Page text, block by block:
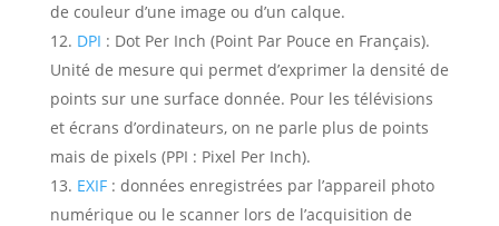
de couleur d’une image ou d’un calque.
DPI : Dot Per Inch (Point Par Pouce en Français).
Unité de mesure qui permet d’exprimer la densité de
points sur une surface donnée. Pour les télévisions
et écrans d’ordinateurs, on ne parle plus de points
mais de pixels (PPI : Pixel Per Inch).
EXIF: données enregistrées par l’appareil photo
numérique ou le scanner lors de l’acquisition de